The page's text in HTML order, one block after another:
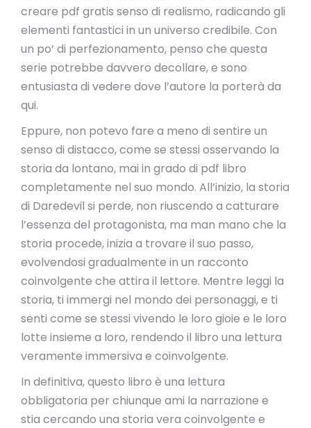
creare pdf gratis senso di realismo, radicando gli
elementi fantastici in un universo credibile. Con
un po’ di perfezionamento, penso che questa
serie potrebbe davvero decollare, e sono
entusiasta di vedere dove l’autore la porterà da
qui.
Eppure, non potevo fare a meno di sentire un
senso di distacco, come se stessi osservando la
storia da lontano, mai in grado di pdf libro
completamente nel suo mondo. All’inizio, la storia
di Daredevil si perde, non riuscendo a catturare
l’essenza del protagonista, ma man mano che la
storia procede, inizia a trovare il suo passo,
evolvendosi gradualmente in un racconto
coinvolgente che attira il lettore. Mentre leggi la
storia, ti immergi nel mondo dei personaggi, e ti
senti come se stessi vivendo le loro gioie e le loro
lotte insieme a loro, rendendo il libro una lettura
veramente immersiva e coinvolgente.
In definitiva, questo libro è una lettura
obbligatoria per chiunque ami la narrazione e
stia cercando una storia vera coinvolgente e